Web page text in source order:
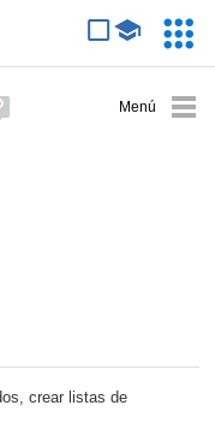
avanzada
crear listas de